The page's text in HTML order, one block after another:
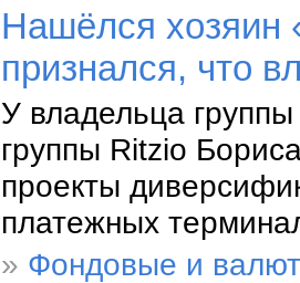
Нашёлся хозяин
признался, что
У владельца
группы Ritzio
проекты
платежных
» Фондовые и